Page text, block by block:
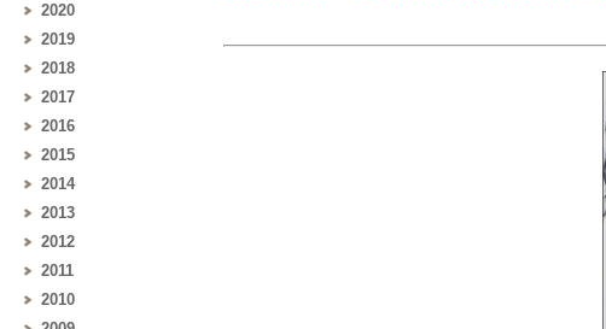
2020
2019
2018
2017
2016
2015
2014
2013
2012
2011
2010